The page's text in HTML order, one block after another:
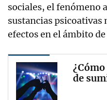
sociales, el fenómeno
sustancias psicoativas
efectos en el ámbito
de